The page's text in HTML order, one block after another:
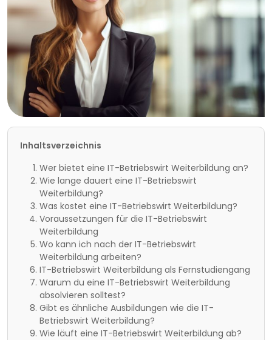
Inhaltsverzeichnis
Wer bietet eine IT-Betriebswirt Weiterbildung an?
Wie lange dauert eine IT-Betriebswirt
Weiterbildung?
Was kostet eine IT-Betriebswirt Weiterbildung?
Voraussetzungen für die IT-Betriebswirt
Weiterbildung
Wo kann ich nach der IT-Betriebswirt
Weiterbildung arbeiten?
IT-Betriebswirt Weiterbildung als Fernstudiengang
Warum du eine IT-Betriebswirt Weiterbildung
absolvieren solltest?
Gibt es ähnliche Ausbildungen wie die IT-
Betriebswirt Weiterbildung?
Wie läuft eine IT-Betriebswirt Weiterbildung ab?